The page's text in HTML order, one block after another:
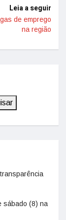
Leia a seguir
de emprego
na região
sábado (8) na